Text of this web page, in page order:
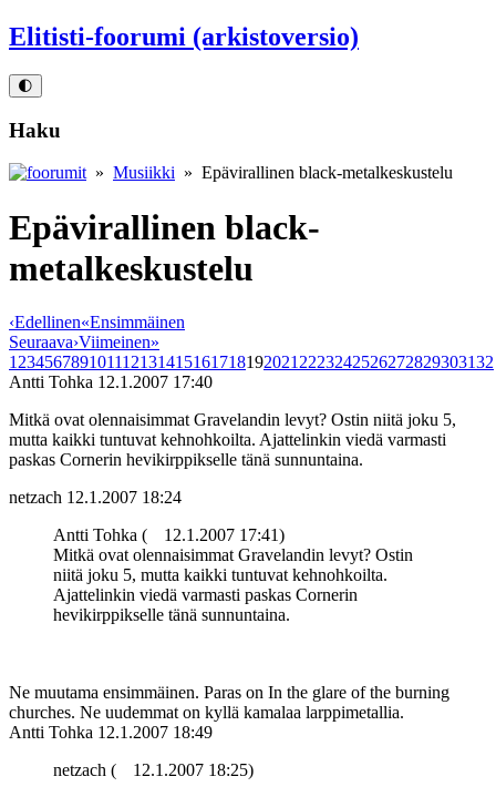
Elitisti-foorumi (arkistoversio)
🌓
Haku
» Musiikki » Epävirallinen black-metalkeskustelu
Epävirallinen black-
metalkeskustelu
‹Edellinen«Ensimmäinen
Seuraava›Viimeinen»
1 23456789101112131415161718192021 2223242526272829303132
Antti Tohka 12.1.2007 17:40
Mitkä ovat olennaisimmat Gravelandin levyt? Ostin niitä joku 5,
mutta kaikki tuntuvat kehnohkoilta. Ajattelinkin viedä varmasti
paskas Cornerin hevikirppikselle tänä sunnuntaina.
netzach 12.1.2007 18:24
Antti Tohka (
12.1.2007 17:41)
Mitkä ovat olennaisimmat Gravelandin levyt? Ostin
niitä joku 5, mutta kaikki tuntuvat kehnohkoilta.
Ajattelinkin viedä varmasti paskas Cornerin
hevikirppikselle tänä sunnuntaina.
Ne muutama ensimmäinen. Paras on In the glare of the burning
churches. Ne uudemmat on kyllä kamalaa larppimetallia.
Antti Tohka 12.1.2007 18:49
netzach (
12.1.2007 18:25)